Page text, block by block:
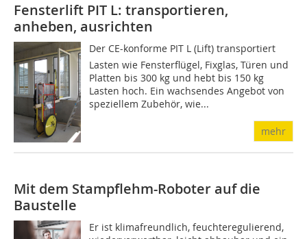
Fensterlift PIT L: transportieren,
anheben, ausrichten
Der CE-konforme PIT L (Lift) transportiert
Lasten wie Fensterflügel, Fixglas, Türen und
Platten bis 300 kg und hebt bis 150 kg
Lasten hoch. Ein wachsendes Angebot von
speziellem Zubehör, wie...
mehr
Mit dem Stampflehm-Roboter auf die
Baustelle
Er ist klimafreundlich, feuchteregulierend,